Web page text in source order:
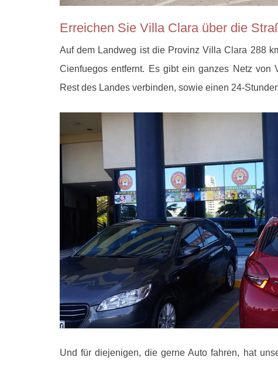
Erreichen Sie Villa Clara über die
Auf dem Landweg ist die Provinz Villa Clara 288
Cienfuegos entfernt. Es gibt ein ganzes Netz von
Rest des Landes verbinden, sowie einen 24-
Und für diejenigen, die gerne Auto fahren, hat